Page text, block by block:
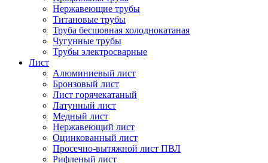
Нержавеющие трубы
Титановые трубы
Труба бесшовная холоднокатаная
Чугунные трубы
Трубы электросварные
Лист
Алюминиевый лист
Бронзовый лист
Лист горячекатаный
Латунный лист
Медный лист
Нержавеющий лист
Оцинкованный лист
Просечно-вытяжной лист ПВЛ
Рифленый лист